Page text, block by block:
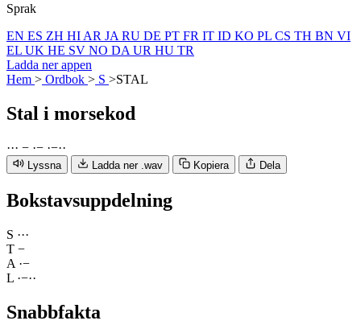
Sprak
EN ES ZH HI AR JA RU DE PT FR IT ID KO PL CS TH BN VI
EL UK HE SV NO DA UR HU TR
Ladda ner appen
Hem > Ordbok > S >STAL
Stal i morsekod
··· − ·− ·−··
Lyssna Ladda ner .wav Kopiera Dela
Bokstavsuppdelning
S ···
T −
A ·−
L ·−··
Snabbfakta